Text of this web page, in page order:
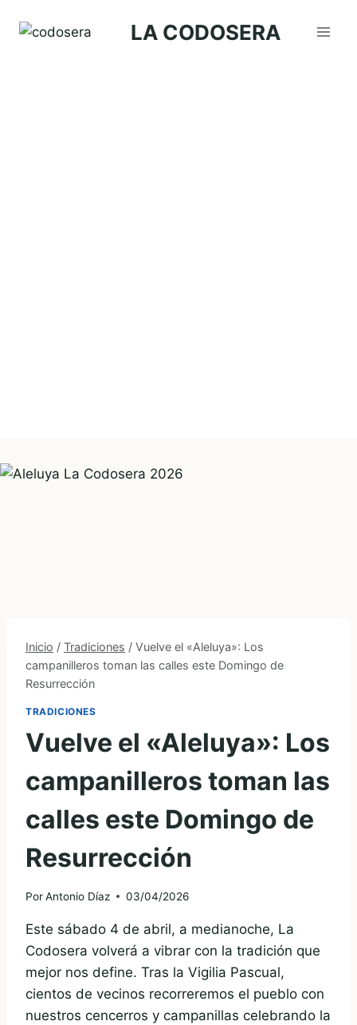
LA CODOSERA
Inicio / Tradiciones / Vuelve el «Aleluya»: Los
campanilleros toman las calles este Domingo de
Resurrección
TRADICIONES
Vuelve el «Aleluya»: Los
campanilleros toman las
calles este Domingo de
Resurrección
PorAntonio Díaz 03/04/2026
Este sábado 4 de abril, a medianoche, La
Codosera volverá a vibrar con la tradición que
mejor nos define. Tras la Vigilia Pascual,
cientos de vecinos recorreremos el pueblo con
nuestros cencerros y campanillas celebrando la